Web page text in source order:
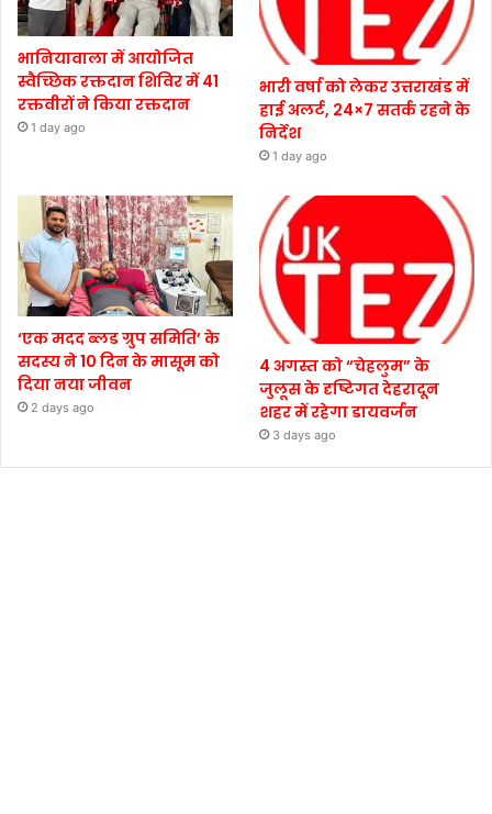
भानियावाला में आयोजित
स्वैच्छिक रक्तदान शिविर में 41
रक्तवीरों ने किया रक्तदान
1 day ago
भारी वर्षा को लेकर उत्तराखंड में
हाई अलर्ट, 24×7 सतर्क रहने के
निर्देश
1 day ago
‘एक मदद ब्लड ग्रुप समिति’ के
सदस्य ने 10 दिन के मासूम को
दिया नया जीवन
2 days ago
4 अगस्त को “चेहलुम” के
जुलूस के दृष्टिगत देहरादून
शहर में रहेगा डायवर्जन
3 days ago